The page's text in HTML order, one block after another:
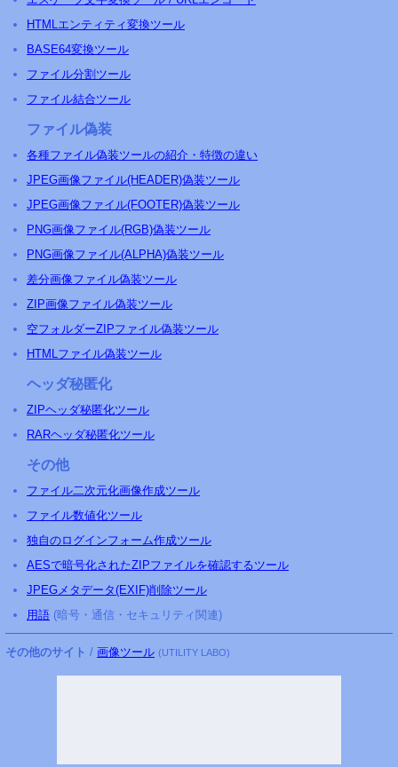
HTMLエンティティ変換ツール
BASE64変換ツール
ファイル分割ツール
ファイル結合ツール
ファイル偽装
各種ファイル偽装ツールの紹介・特徴の違い
JPEG画像ファイル(HEADER)偽装ツール
JPEG画像ファイル(FOOTER)偽装ツール
PNG画像ファイル(RGB)偽装ツール
PNG画像ファイル(ALPHA)偽装ツール
差分画像ファイル偽装ツール
ZIP画像ファイル偽装ツール
空フォルダーZIPファイル偽装ツール
HTMLファイル偽装ツール
ヘッダ秘匿化
ZIPヘッダ秘匿化ツール
RARヘッダ秘匿化ツール
その他
ファイル二次元化画像作成ツール
ファイル数値化ツール
独自のログインフォーム作成ツール
AESで暗号化されたZIPファイルを確認するツール
JPEGメタデータ(EXIF)削除ツール
用語 (暗号・通信・セキュリティ関連)
その他のサイト / 画像ツール (UTILITY LABO)